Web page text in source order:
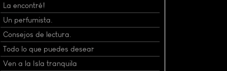
La encontré!
Un perfumista.
Consejos de lectura.
Todo lo que puedes desear
Ven a la Isla tranquila